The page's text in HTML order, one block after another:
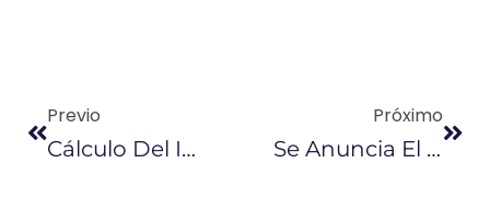
Previo
Cálculo Del Impuesto Mínimo Al Anticipo Del Impuesto A La Renta Se Eliminará En 2019
Próximo
Se Anuncia El Plan Para Optimización Pública